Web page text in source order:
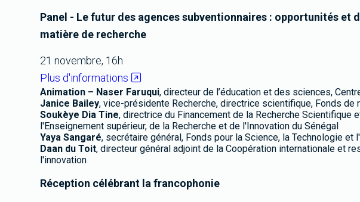
Panel - Le futur des agences subventionnaires : opportunités
matière de recherche
21 novembre, 16h
Plus d'informations
Animation – Naser Faruqui, directeur de l’éducation et des sciences,
Janice Bailey, vice-présidente Recherche, directrice scientifique, Fonds
Soukèye Dia Tine, directrice du Financement de la Recherche
l'Enseignement supérieur, de la Recherche et de l'Innovation du Sénégal
Yaya Sangaré, secrétaire général, Fonds pour la Science, la Technologie et
Daan du Toit, directeur général adjoint de la Coopération internationale et
l'innovation
Réception célébrant la francophonie